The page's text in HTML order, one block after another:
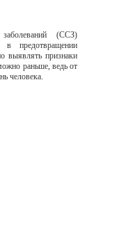
заболеваний (ССЗ)
в предотвращении
выявлять признаки
раньше, ведь от
человека.